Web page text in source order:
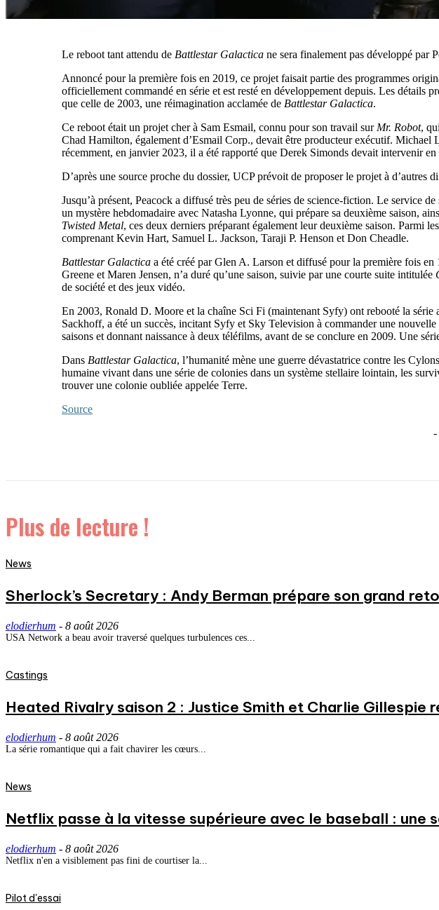
Le reboot tant attendu de Battlestar Galactica ne sera finalement pas développé par
Annoncé pour la première fois en 2019, ce projet faisait partie des programmes
officiellement commandé en série et est resté en développement depuis. Les détails
que celle de 2003, une réimagination acclamée de Battlestar Galactica.
Ce reboot était un projet cher à Sam Esmail, connu pour son travail sur Mr. Robot,
Chad Hamilton, également d’Esmail Corp., devait être producteur exécutif.
récemment, en janvier 2023, il a été rapporté que Derek Simonds devait intervenir
D’après une source proche du dossier, UCP prévoit de proposer le projet à
Jusqu’à présent, Peacock a diffusé très peu de séries de science-fiction. Le service
un mystère hebdomadaire avec Natasha Lyonne, qui prépare sa deuxième saison,
Twisted Metal, ces deux derniers préparant également leur deuxième saison. Parmi
comprenant Kevin Hart, Samuel L. Jackson, Taraji P. Henson et Don Cheadle.
Battlestar Galactica a été créé par Glen A. Larson et diffusé pour la première fois
Greene et Maren Jensen, n’a duré qu’une saison, suivie par une courte suite intitulée
de société et des jeux vidéo.
En 2003, Ronald D. Moore et la chaîne Sci Fi (maintenant Syfy) ont rebooté la
Sackhoff, a été un succès, incitant Syfy et Sky Television à commander une
saisons et donnant naissance à deux téléfilms, avant de se conclure en 2009. Une
Dans Battlestar Galactica, l’humanité mène une guerre dévastatrice contre les
humaine vivant dans une série de colonies dans un système stellaire lointain, les
trouver une colonie oubliée appelée Terre.
Source
-
Plus de lecture !
News
Sherlock’s Secretary : Andy Berman prépare son grand
elodierhum - 8 août 2026
USA Network a beau avoir traversé quelques turbulences ces...
Castings
Heated Rivalry saison 2 : Justice Smith et Charlie Gillespie
elodierhum - 8 août 2026
La série romantique qui a fait chavirer les cœurs...
News
Netflix passe à la vitesse supérieure avec le baseball : une
elodierhum - 8 août 2026
Netflix n'en a visiblement pas fini de courtiser la...
Pilot d'essai